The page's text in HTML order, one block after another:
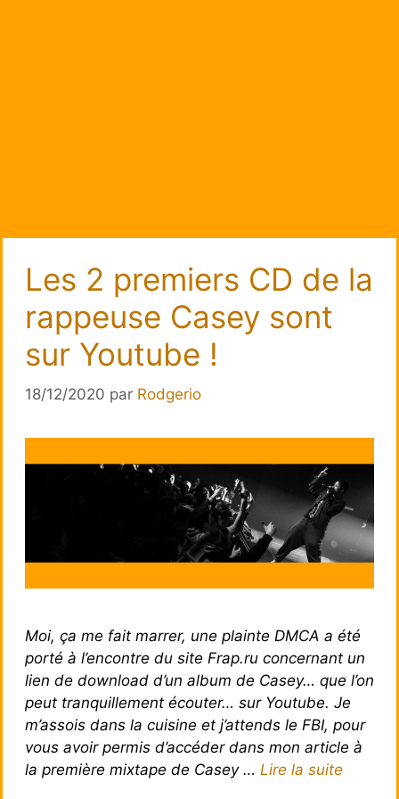
Les 2 premiers CD de la
rappeuse Casey sont
sur Youtube !
18/12/2020 par Rodgerio
Moi, ça me fait marrer, une plainte DMCA a été
porté à l’encontre du site Frap.ru concernant un
lien de download d’un album de Casey… que l’on
peut tranquillement écouter… sur Youtube. Je
m’assois dans la cuisine et j’attends le FBI, pour
vous avoir permis d’accéder dans mon article à
la première mixtape de Casey … Lire la suite